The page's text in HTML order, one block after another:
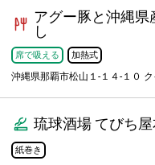
アグー豚と沖縄県
し
席で吸える 加熱式
沖縄県那覇市松山１-１４-１０
琉球酒場 てびち
紙巻き